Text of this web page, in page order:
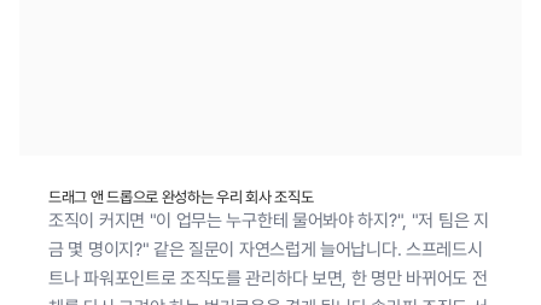
드래그 앤 드롭으로 완성하는 우리 회사 조직도
조직이 커지면 "이 업무는 누구한테 물어봐야 하지?", "저 팀은 지
금 몇 명이지?" 같은 질문이 자연스럽게 늘어납니다. 스프레드시
트나 파워포인트로 조직도를 관리하다 보면, 한 명만 바뀌어도 전